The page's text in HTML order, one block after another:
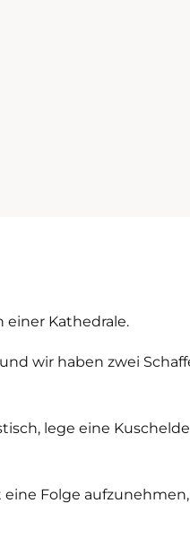
einer Kathedrale.
wir haben zwei
lege eine
Folge